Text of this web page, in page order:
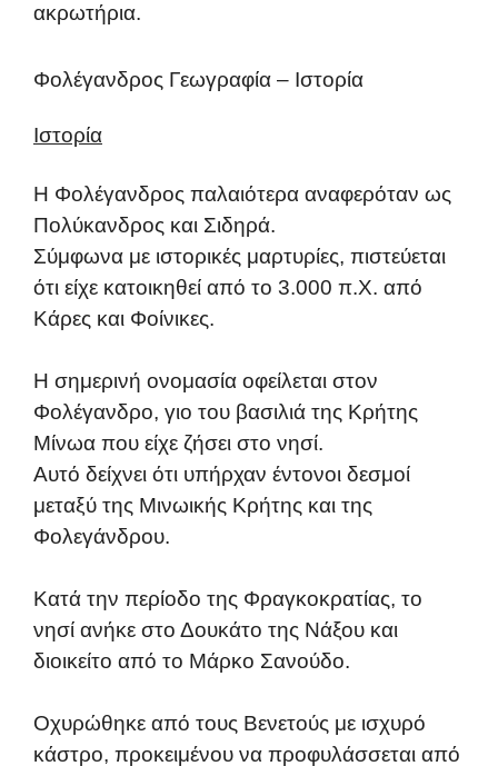
ακρωτήρια.
Φολέγανδρος Γεωγραφία – Ιστορία
Ιστορία
Η Φολέγανδρος παλαιότερα αναφερόταν ως
Πολύκανδρος και Σιδηρά.
Σύμφωνα με ιστορικές μαρτυρίες, πιστεύεται
ότι είχε κατοικηθεί από το 3.000 π.Χ. από
Κάρες και Φοίνικες.
Η σημερινή ονομασία οφείλεται στον
Φολέγανδρο, γιο του βασιλιά της Κρήτης
Μίνωα που είχε ζήσει στο νησί.
Αυτό δείχνει ότι υπήρχαν έντονοι δεσμοί
μεταξύ της Μινωικής Κρήτης και της
Φολεγάνδρου.
Κατά την περίοδο της Φραγκοκρατίας, το
νησί ανήκε στο Δουκάτο της Νάξου και
διοικείτο από το Μάρκο Σανούδο.
Οχυρώθηκε από τους Βενετούς με ισχυρό
κάστρο, προκειμένου να προφυλάσσεται από